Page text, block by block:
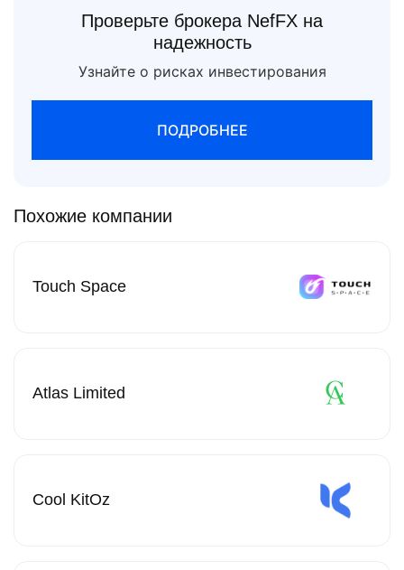
Проверьте брокера NefFX на
надежность
Узнайте о рисках инвестирования
ПОДРОБНЕЕ
Похожие компании
Touch Space
Atlas Limited
Cool KitOz